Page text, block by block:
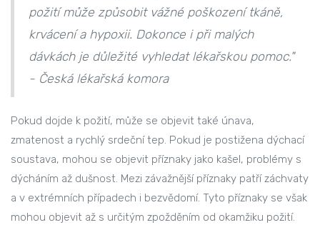
požití může způsobit vážné poškození tkáně,
krvácení a hypoxii. Dokonce i při malých
dávkách je důležité vyhledat lékařskou pomoc."
- Česká lékařská komora
Pokud dojde k požití, může se objevit také únava,
zmatenost a rychlý srdeční tep. Pokud je postižena dýchací
soustava, mohou se objevit příznaky jako kašel, problémy s
dýcháním až dušnost. Mezi závažnější příznaky patří záchvaty
a v extrémních případech i bezvědomí. Tyto příznaky se však
mohou objevit až s určitým zpožděním od okamžiku požití.